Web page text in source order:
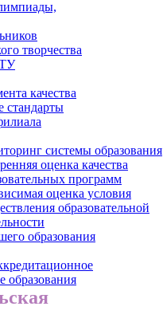
творчества
качества
стандарты
системы образования
оценка качества
программ
оценка условия
образовательной
образования
образования